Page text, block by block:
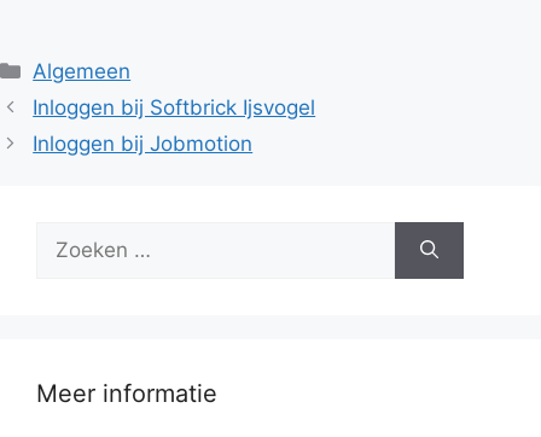
Categorieën
Algemeen
Inloggen bij Softbrick Ijsvogel
Inloggen bij Jobmotion
naar:
Meer informatie